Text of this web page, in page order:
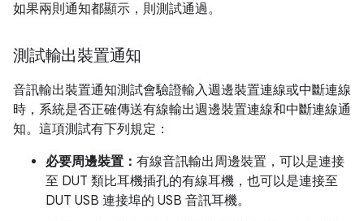
如果兩則通知都顯示，則測試通過。
測試輸出裝置通知
音訊輸出裝置通知測試會驗證輸入週邊裝置連線或中斷連線
時，系統是否正確傳送有線輸出週邊裝置連線和中斷連線通
知。這項測試有下列規定：
必要周邊裝置： 有線音訊輸出周邊裝置，可以是連接
至 DUT 類比耳機插孔的有線耳機，也可以是連接至
DUT USB 連接埠的 USB 音訊耳機。